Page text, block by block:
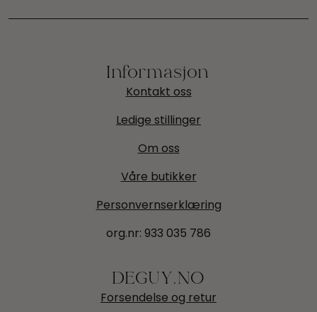
Kontakt oss
Ledige stillinger
Om oss
Våre butikker
Personvernserklæring
org.nr: 933 035 786
Forsendelse og retur